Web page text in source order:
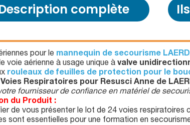
complète
pour le mannequin de secourisme
voie aérienne à usage unique à valve
rouleaux de feuilles de protection pour le
Respiratoires pour Resusci Anne de
fournisseur de confiance en matériel de
du Produit :
de vous présenter le lot de 24 voies respiratoires
sont essentielles pour une formation en